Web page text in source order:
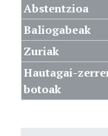
Abstentzioa
Baliogabeak
Zuriak
Hautagai-
botoak